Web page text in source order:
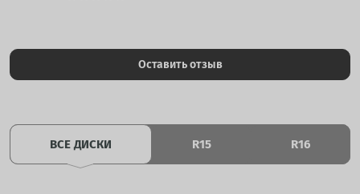
Оставить отзыв
ВСЕ ДИСКИ R15 R16